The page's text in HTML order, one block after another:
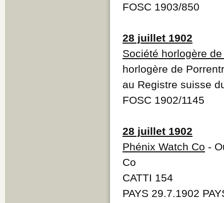
FOSC 1903/850
28 juillet 1902
Société horlogère
horlogère de
au Registre suisse
FOSC 1902/1145
28 juillet 1902
Phénix Watch Co -
Co
CATTI 154
PAYS 29.7.1902